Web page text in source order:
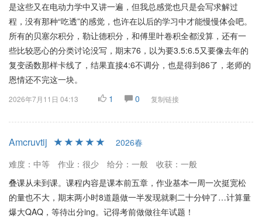
是这些又在电动力学中又讲一遍，但我总感觉也只是会写求解过
程，没有那种“吃透”的感觉，也许在以后的学习中才能慢慢体会吧。
所有的贝塞尔积分，勒让德积分，和傅里叶卷积全都没算，还有一
些比较恶心的分类讨论没写，期末76，以为要3.5:6.5又要像去年的
复变函数那样卡线了，结果直接4:6不调分，也是得到86了，老师的
恩情还不完这一块。
2026年7月11日 04:13 1 0 复制链接
Amcruvtij
2026春
难度：中等
作业：很少 给分：一般
收获：一般
叠课从未到课。课程内容是课本前五章，作业基本一周一次挺宽松
的量也不大，期末两小时8道题做一半发现就剩二十分钟了…计算量
爆大QAQ，等待出分ing。记得考前做做往年试题！